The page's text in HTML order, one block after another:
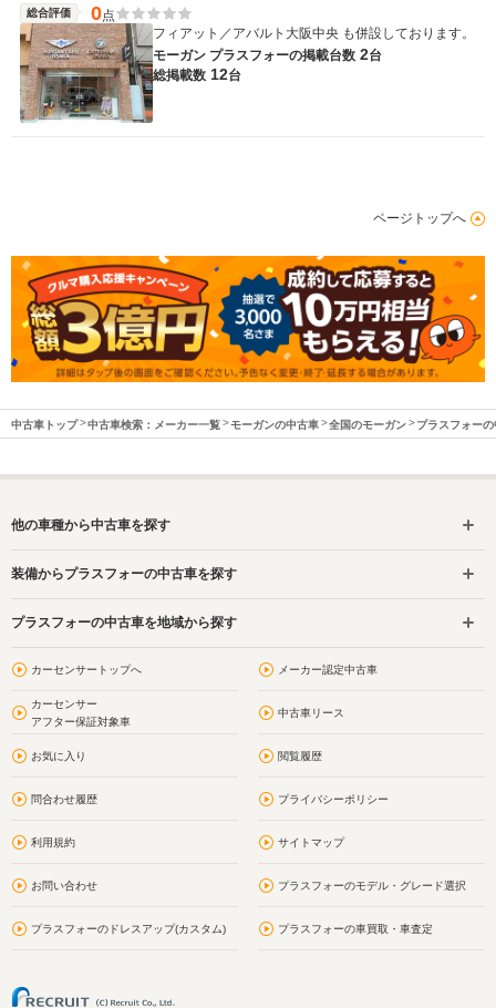
総合評価 0点
フィアット／アバルト大阪中央 も併設しております。
モーガン プラスフォーの掲載台数 2台
総掲載数 12台
ページトップへ
中古車トップ 中古車検索：メーカー一覧 モーガンの中古車 全国のモーガン プラスフォー
他の車種から中古車を探す
装備からプラスフォーの中古車を探す
プラスフォーの中古車を地域から探す
カーセンサートップへ メーカー認定中古車
カーセンサー
アフター保証対象車
中古車リース
お気に入り 閲覧履歴
問合わせ履歴 プライバシーポリシー
利用規約 サイトマップ
お問い合わせ プラスフォーのモデル・グレード選択
プラスフォーのドレスアップ(カスタム) プラスフォーの車買取・車査定